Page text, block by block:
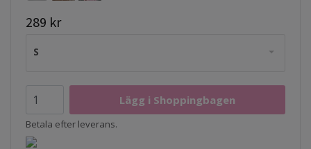
289 kr
S
Betala efter leverans.